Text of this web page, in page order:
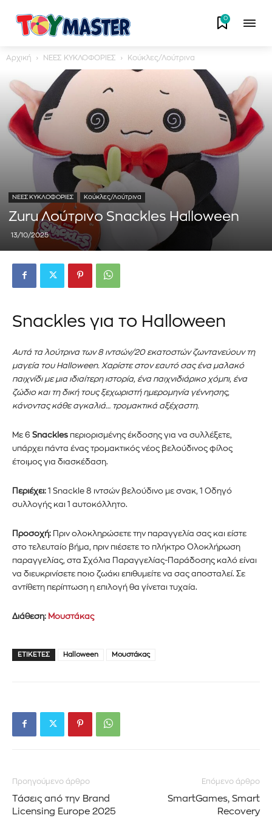
Εγγραφείτε στο Newsletter του
0
Αρχική ΝΕΕΣ ΚΥΚΛΟΦΟΡΙΕΣ Κούκλες/Λούτρινα
ΝΕΕΣ ΚΥΚΛΟΦΟΡΙΕΣ Κούκλες/Λούτρινα
Zuru Λούτρινο Snackles Halloween
13/10/2025
Snackles για το Halloween
Αυτά τα λούτρινα των 8 ιντσών/20 εκατοστών ζωντανεύουν τη
μαγεία του Halloween. Χαρίστε στον εαυτό σας ένα μαλακό
παιχνίδι με μια ιδιαίτερη ιστορία, ένα παιχνιδιάρικο χόμπι, ένα
ζώδιο και τη δική τους ξεχωριστή ημερομηνία γέννησης,
κάνοντας κάθε αγκαλιά… τρομακτικά αξέχαστη.
Με 6 Snackles περιορισμένης έκδοσης για να συλλέξετε,
υπάρχει πάντα ένας τρομακτικός νέος βελούδινος φίλος
έτοιμος για διασκέδαση.
Περιέχει: 1 Snackle 8 ιντσών βελούδινο με σνακ, 1 Οδηγό
συλλογής και 1 αυτοκόλλητο.
Προσοχή: Πριν ολοκληρώσετε την παραγγελία σας και είστε
στο τελευταίο βήμα, πριν πιέσετε το πλήκτρο Ολοκλήρωση
παραγγελίας, στα Σχόλια Παραγγελίας-Παράδοσης καλό είναι
να διευκρινίσετε ποιο ζωάκι επιθυμείτε να σας αποσταλεί. Σε
αντίθετη περίπτωση η επιλογή θα γίνεται τυχαία.
Διάθεση: Μουστάκας
ΕΤΙΚΈΤΕΣ Halloween Μουστάκας
Προηγούμενο άρθρο
Τάσεις από την Brand
Licensing Europe 2025
Επόμενο άρθρο
SmartGames, Smart
Recovery